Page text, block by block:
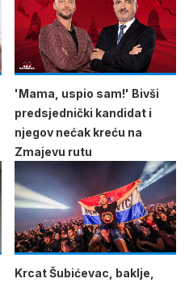
'Mama, uspio sam!' Bivši
predsjednički kandidat i
njegov nećak kreću na
Zmajevu rutu
Krcat Šubićevac, baklje,